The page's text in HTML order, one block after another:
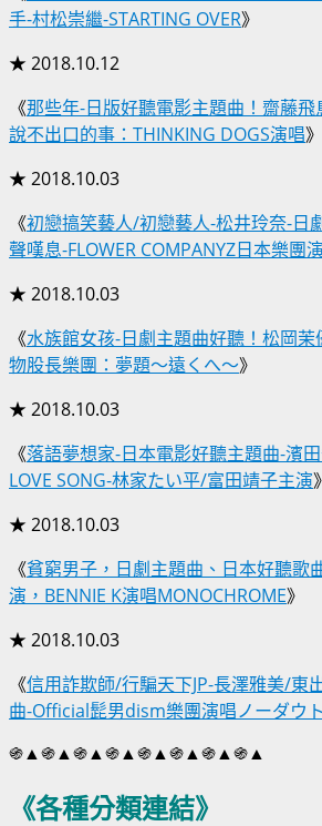
手-村松崇繼-STARTING OVER》
★ 2018.10.12
《那些年-日版好聽電影主題曲！齋藤飛
說不出口的事：THINKING DOGS演唱》
★ 2018.10.03
《初戀搞笑藝人/初戀藝人-松井玲奈-日
聲嘆息-FLOWER COMPANYZ日本樂團
★ 2018.10.03
《水族館女孩-日劇主題曲好聽！松岡
物股長樂團：夢題～遠くへ～》
★ 2018.10.03
《落語夢想家-日本電影好聽主題曲-濱
LOVE SONG-林家たい平/富田靖子主演》
★ 2018.10.03
《貧窮男子，日劇主題曲、日本好聽歌
演，BENNIE K演唱MONOCHROME》
★ 2018.10.03
《信用詐欺師/行騙天下JP-長澤雅美/東
曲-Official髭男dism樂團演唱ノーダウト
֍▲֍▲֍▲֍▲֍▲֍▲֍▲֍▲
《各種分類連結》